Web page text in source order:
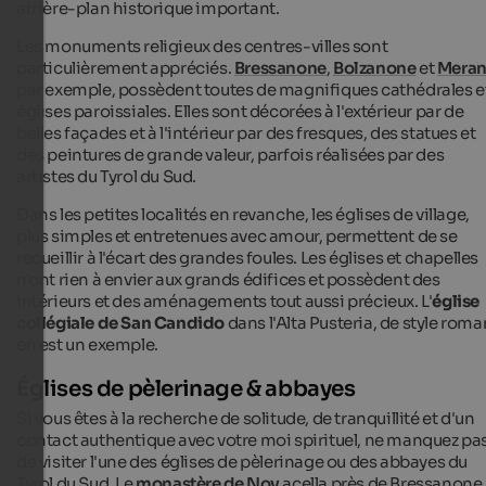
arrière-plan historique important.
Les monuments religieux des centres-villes sont
particulièrement appréciés. Bressanone, Bolzanoneet
par exemple, possèdent toutes de magnifiques cathédrales
églises paroissiales. Elles sont décorées à l'extérieur par de
belles façades et à l'intérieur par des fresques, des statues et
des peintures de grande valeur, parfois réalisées par des
artistes du Tyrol du Sud.
Dans les petites localités en revanche, les églises de village,
plus simples et entretenues avec amour, permettent de se
recueillir à l'écart des grandes foules. Les églises et chapelles
n'ont rien à envier aux grands édifices et possèdent des
intérieurs et des aménagements tout aussi précieux. L'église
collégiale de San Candido dans l'Alta Pusteria, de style
en est un exemple.
Églises de pèlerinage & abbayes
Si vous êtes à la recherche de solitude, de tranquillité et d'un
contact authentique avec votre moi spirituel, ne manquez
de visiter l'une des églises de pèlerinage ou des abbayes du